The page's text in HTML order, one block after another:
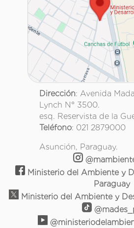
Dirección: Avenida
Lynch N° 3500.
esq. Reservista de la
Teléfono: 021 2879000
Asunción, Paraguay.
Ministerio del Ambiente y
Paraguay
Ministerio del Ambiente y